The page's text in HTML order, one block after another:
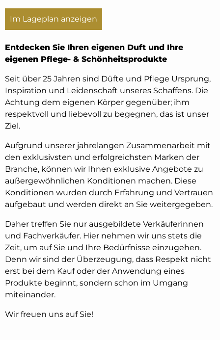
Im Lageplan anzeigen
Entdecken Sie Ihren eigenen Duft und Ihre
eigenen Pflege- & Schönheitsprodukte
Seit über 25 Jahren sind Düfte und Pflege Ursprung,
Inspiration und Leidenschaft unseres Schaffens. Die
Achtung dem eigenen Körper gegenüber; ihm
respektvoll und liebevoll zu begegnen, das ist unser
Ziel.
Aufgrund unserer jahrelangen Zusammenarbeit mit
den exklusivsten und erfolgreichsten Marken der
Branche, können wir Ihnen exklusive Angebote zu
außergewöhnlichen Konditionen machen. Diese
Konditionen wurden durch Erfahrung und Vertrauen
aufgebaut und werden direkt an Sie weitergegeben.
Daher treffen Sie nur ausgebildete Verkäuferinnen
und Fachverkäufer. Hier nehmen wir uns stets die
Zeit, um auf Sie und Ihre Bedürfnisse einzugehen.
Denn wir sind der Überzeugung, dass Respekt nicht
erst bei dem Kauf oder der Anwendung eines
Produkte beginnt, sondern schon im Umgang
miteinander.
Wir freuen uns auf Sie!